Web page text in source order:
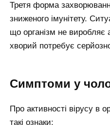
Третя форма
зниженого імунітету.
що організм не виробляє
хворий потребує
Симптоми у
Про активності вірусу в
такі ознаки: